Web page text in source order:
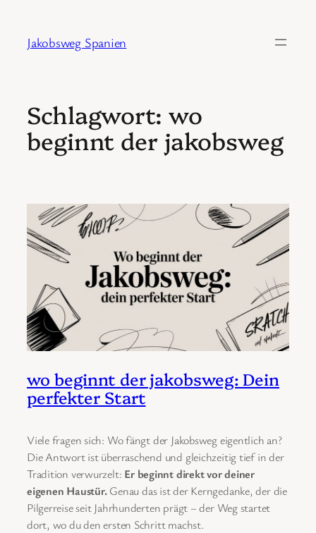
springen
Jakobsweg Spanien
Schlagwort: wo
beginnt der jakobsweg
wo beginnt der jakobsweg: Dein
perfekter Start
Viele fragen sich: Wo fängt der Jakobsweg eigentlich an?
Die Antwort ist überraschend und gleichzeitig tief in der
Tradition verwurzelt: Er beginnt direkt vor deiner
eigenen Haustür.Genau das ist der Kerngedanke, der die
Pilgerreise seit Jahrhunderten prägt – der Weg startet
dort, wo du den ersten Schritt machst.